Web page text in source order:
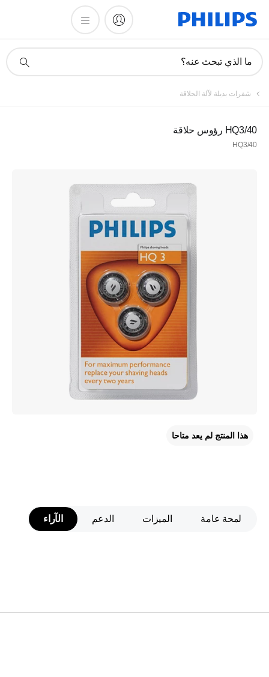
دعم
ما الذي تبحث عنه؟
شفرات بديلة لآلة الحلاقة
HQ3/40 رؤوس حلاقة
HQ3/40
هذا المنتج لم يعد متاحا
لمحة عامة الميزات الدعم الآراء